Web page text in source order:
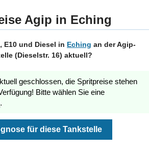
Agip in Eching
E10 und Diesel in Eching an der Agip-
(Dieselstr. 16) aktuell?
geschlossen, die Spritpreise stehen
Bitte wählen Sie eine
.
für diese Tankstelle